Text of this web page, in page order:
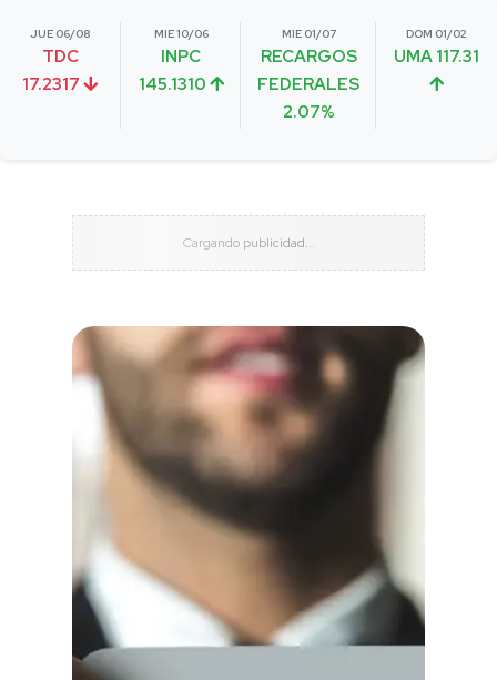
JUE 06/08
TDC
17.2317
MIE 10/06
INPC
145.1310
MIE 01/07
RECARGOS
FEDERALES
2.07%
DOM 01/02
UMA 117.31